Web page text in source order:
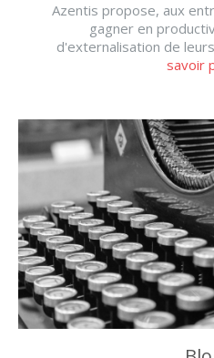
Azentis propose, aux
gagner en
d'externalisation de
savoir